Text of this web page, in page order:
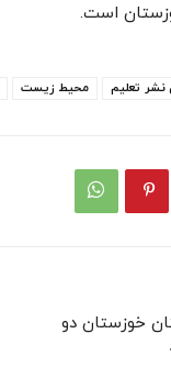
است.
نشر تعلیم محیط زیست
خوزستان دو